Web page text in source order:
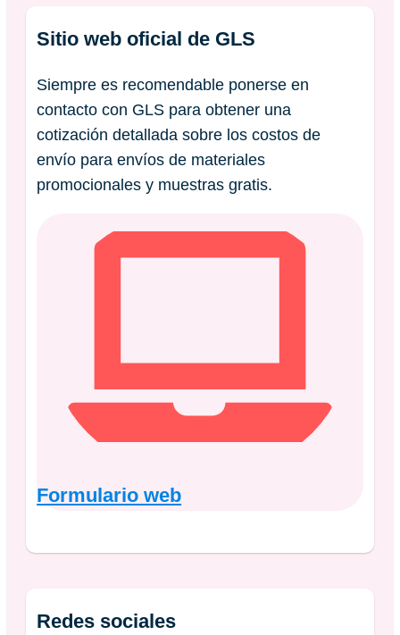
Sitio web oficial de GLS
Siempre es recomendable ponerse en
contacto con GLS para obtener una
cotización detallada sobre los costos de
envío para envíos de materiales
promocionales y muestras gratis.
Formulario web
Redes sociales